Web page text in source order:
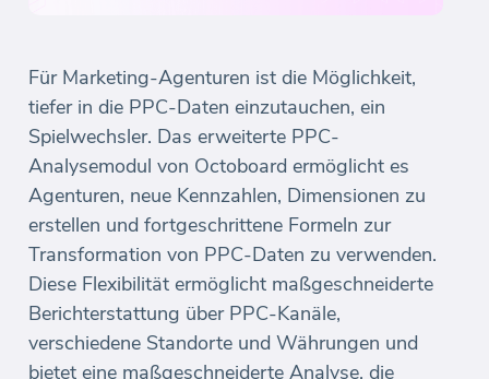
Für Marketing-Agenturen ist die Möglichkeit,
tiefer in die PPC-Daten einzutauchen, ein
Spielwechsler. Das erweiterte PPC-
Analysemodul von Octoboard ermöglicht es
Agenturen, neue Kennzahlen, Dimensionen zu
erstellen und fortgeschrittene Formeln zur
Transformation von PPC-Daten zu verwenden.
Diese Flexibilität ermöglicht maßgeschneiderte
Berichterstattung über PPC-Kanäle,
verschiedene Standorte und Währungen und
bietet eine maßgeschneiderte Analyse, die